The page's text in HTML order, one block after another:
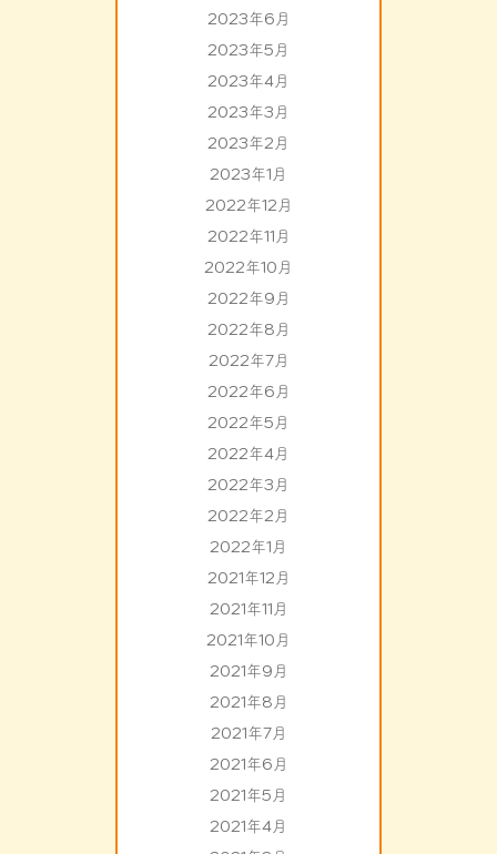
2023年6月
2023年5月
2023年4月
2023年3月
2023年2月
2023年1月
2022年12月
2022年11月
2022年10月
2022年9月
2022年8月
2022年7月
2022年6月
2022年5月
2022年4月
2022年3月
2022年2月
2022年1月
2021年12月
2021年11月
2021年10月
2021年9月
2021年8月
2021年7月
2021年6月
2021年5月
2021年4月